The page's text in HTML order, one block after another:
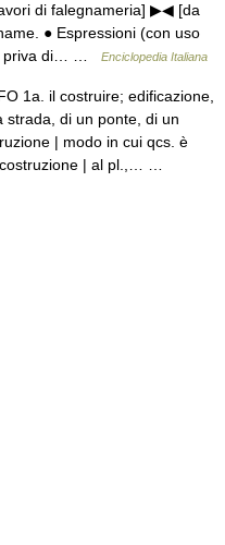
di falegnameria] ▶◀ [da
● Espressioni (con uso
priva di… …
Enciclopedia Italiana
1a. il costruire; edificazione,
strada, di un ponte, di un
| modo in cui qcs. è
costruzione | al pl.,… …